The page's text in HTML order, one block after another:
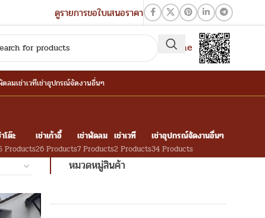
ดูรายการขอใบเสนอราคา
QR-Line
ดลมเช่าเวทีเช่าอุปกรณ์จัดงานอื่นๆ
โต๊ะ
Products
เช่าเก้าอี้
26 Products
เช่าพัดลม
7 Products
เช่าเวที
2 Products
เช่าอุปกรณ์จัดงานอื่นๆ
34 Products
หมวดหมู่สินค้า